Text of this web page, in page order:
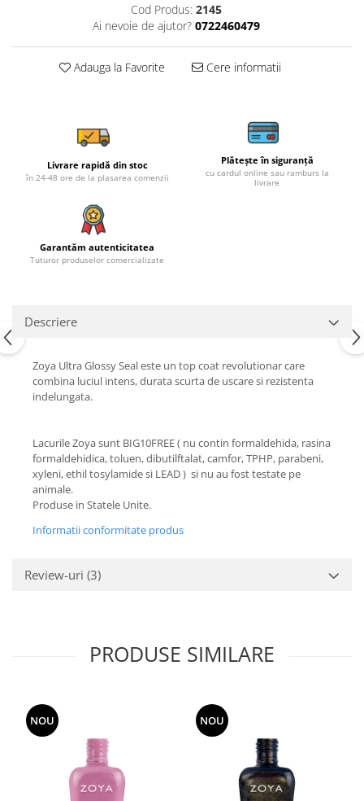
Cod Produs: 2145
Ai nevoie de ajutor? 0722460479
Adauga la Favorite Cere informatii
Livrare rapidă din stoc
în 24-48 ore de la plasarea comenzii
Plătește în siguranță
cu cardul online sau ramburs la
livrare
Garantăm autenticitatea
Tuturor produselor comercializate
Descriere
Zoya Ultra Glossy Seal este un top coat revolutionar care
combina luciul intens, durata scurta de uscare si rezistenta
indelungata.
Lacurile Zoya sunt BIG10FREE ( nu contin formaldehida, rasina
formaldehidica, toluen, dibutilftalat, camfor, TPHP, parabeni,
xyleni, ethil tosylamide si LEAD ) si nu au fost testate pe
animale.
Produse in Statele Unite.
Informatii conformitate produs
Review-uri (3)
PRODUSE SIMILARE
NOU NOU